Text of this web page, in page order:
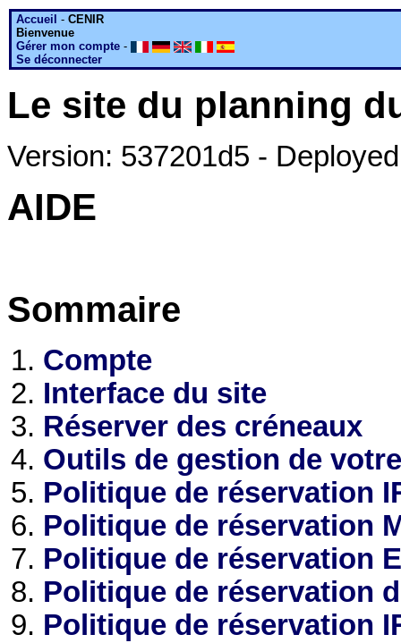
Accueil - CENIR
Bienvenue
Gérer mon compte -
Se déconnecter
Le site du planning
Version: 537201d5 -
AIDE
Sommaire
Compte
Interface du site
Réserver des créneaux
Outils de gestion de
Politique de réservation
Politique de réservation
Politique de réservation
Politique de réservation
Politique de réservation